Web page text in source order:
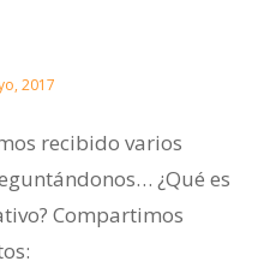
2017
recibido varios
¿Qué es
Compartimos